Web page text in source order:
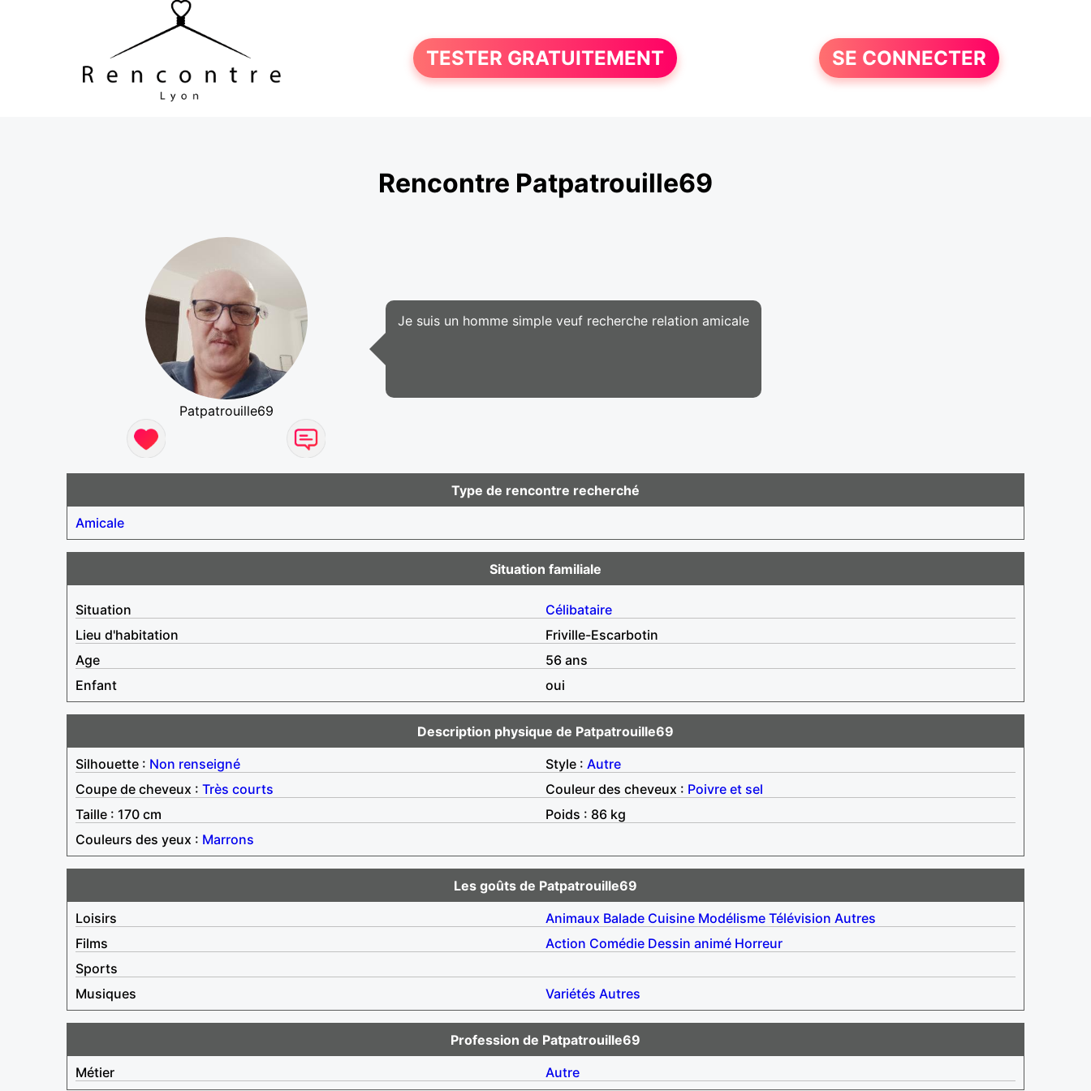
TESTER GRATUITEMENT SE CONNECTER
Rencontre Patpatrouille69
Patpatrouille69
Je suis un homme simple veuf recherche relation amicale
Type de rencontre recherché
Amicale
Situation familiale
Situation
Célibataire
Lieu d'habitation
Friville-Escarbotin
Age
56 ans
Enfant
oui
Description physique de Patpatrouille69
Silhouette : Non renseigné Style : Autre
Coupe de cheveux : Très courts Couleur des cheveux : Poivre et sel
Taille : 170 cm
Poids : 86 kg
Couleurs des yeux : Marrons
Les goûts de Patpatrouille69
Loisirs
Animaux Balade Cuisine Modélisme Télévision Autres
Films
Action Comédie Dessin animé Horreur
Sports
Musiques
Variétés Autres
Profession de Patpatrouille69
Métier
Autre